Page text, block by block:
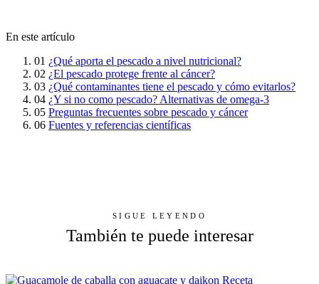
En este artículo
01 ¿Qué aporta el pescado a nivel nutricional?
02 ¿El pescado protege frente al cáncer?
03 ¿Qué contaminantes tiene el pescado y cómo evitarlos?
04 ¿Y si no como pescado? Alternativas de omega-3
05 Preguntas frecuentes sobre pescado y cáncer
06 Fuentes y referencias científicas
SIGUE LEYENDO
También te puede interesar
Receta